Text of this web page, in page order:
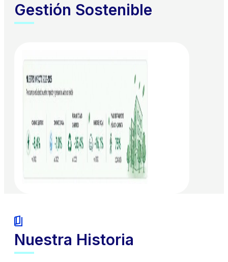
Gestión Sostenible
Nuestra Historia